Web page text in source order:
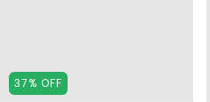
37% OFF